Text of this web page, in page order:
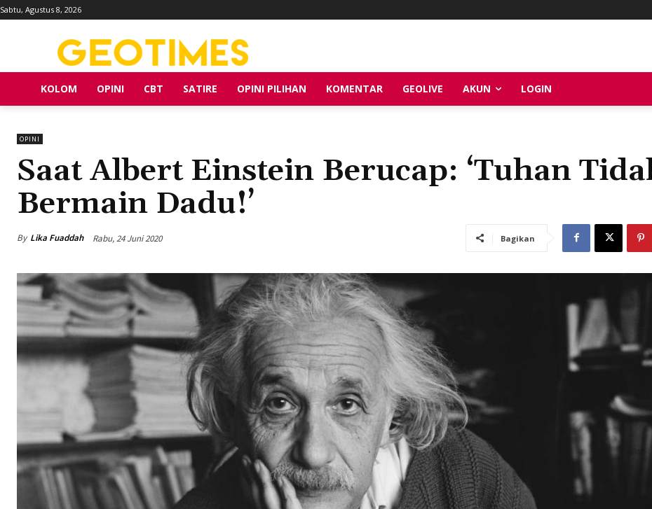
Sabtu, Agustus 8, 2026
KOLOM OPINI CBT SATIRE OPINI PILIHAN KOMENTAR GEOLIVE AKUN LOGIN
OPINI
Saat Albert Einstein Berucap: ‘Tuhan
Bermain Dadu!’
By Lika Fuaddah Rabu, 24 Juni 2020 Bagikan